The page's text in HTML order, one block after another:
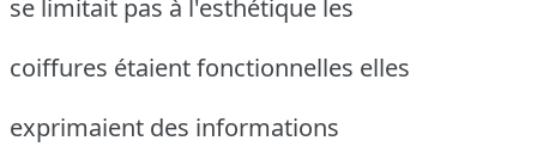
se limitait pas à l'esthétique les
coiffures étaient fonctionnelles elles
exprimaient des informations